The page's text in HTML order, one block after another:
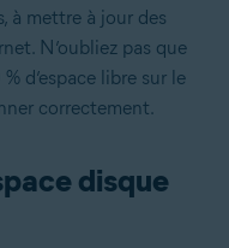
à mettre à jour des
N’oubliez pas que
d’espace libre sur le
correctement.
disque